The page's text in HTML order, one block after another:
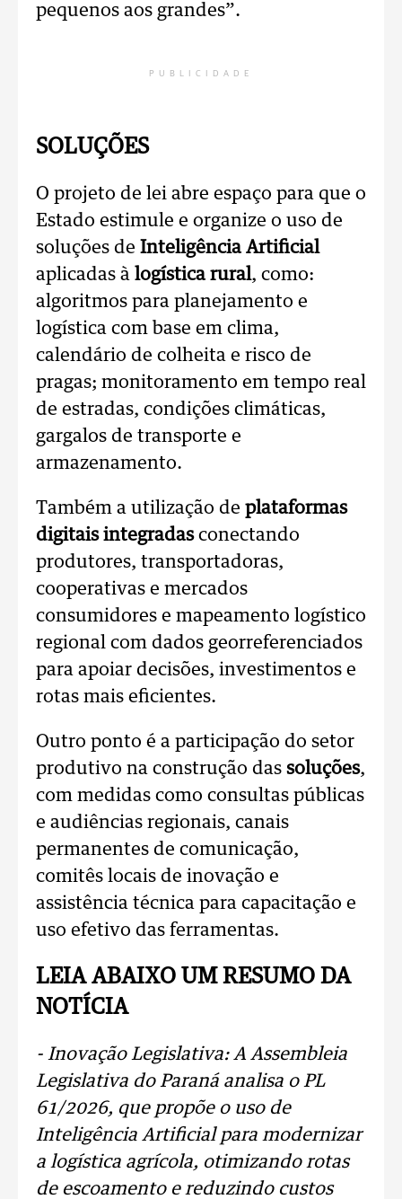
pequenos aos grandes”.
PUBLICIDADE
SOLUÇÕES
O projeto de lei abre espaço para que o
Estado estimule e organize o uso de
soluções de Inteligência Artificial
aplicadas à logística rural, como:
algoritmos para planejamento e
logística com base em clima,
calendário de colheita e risco de
pragas; monitoramento em tempo real
de estradas, condições climáticas,
gargalos de transporte e
armazenamento.
Também a utilização de plataformas
digitais integradasconectando
produtores, transportadoras,
cooperativas e mercados
consumidores e mapeamento logístico
regional com dados georreferenciados
para apoiar decisões, investimentos e
rotas mais eficientes.
Outro ponto é a participação do setor
produtivo na construção das soluções,
com medidas como consultas públicas
e audiências regionais, canais
permanentes de comunicação,
comitês locais de inovação e
assistência técnica para capacitação e
uso efetivo das ferramentas.
LEIA ABAIXO UM RESUMO DA
NOTÍCIA
- Inovação Legislativa: A Assembleia
Legislativa do Paraná analisa o PL
61/2026, que propõe o uso de
Inteligência Artificial para modernizar
a logística agrícola, otimizando rotas
de escoamento e reduzindo custos